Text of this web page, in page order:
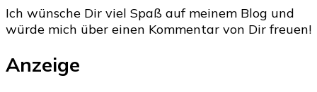
Ich wünsche Dir viel Spaß auf meinem Blog und
würde mich über einen Kommentar von Dir freuen!
Anzeige